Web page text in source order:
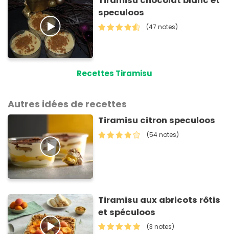
speculoos
(47 notes)
Recettes Tiramisu
Autres idées de recettes
Tiramisu citron speculoos
(54 notes)
Tiramisu aux abricots rôtis
et spéculoos
(3 notes)